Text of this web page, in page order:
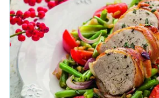
этом случае вы получите максимально
сочетание ингредиентов, которое
пищеварение и отличное настроение!